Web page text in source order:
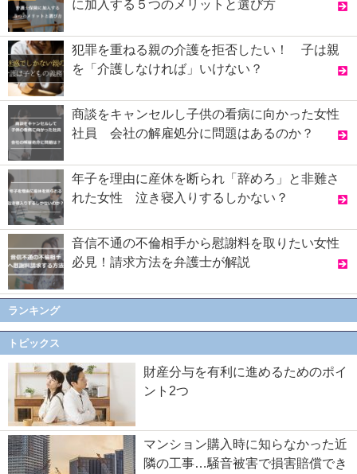
に加入する５つのメリットと選び方
犯罪を重ねる親の介護を拒否したい！ 子は親
を「介護しなければ」いけない？
商談をキャンセルし子供の看病に向かった女性
社員 会社の解雇処分に問題はあるのか？
年子を理由に産休を断られ「辞めろ」と非難さ
れた女性 泣き寝入りするしかない？
音信不通の不倫相手から慰謝料を取りたい女性
必見！請求方法を弁護士が解説
ランキング
トピックス
財産分与を有利に進めるためのポイ
ント2つ
マンション購入時に知らなかった近
隣の工事…騒音被害で損害賠償でき